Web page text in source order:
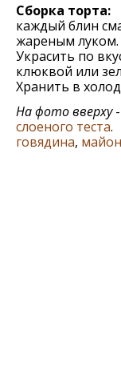
Сборка торта:
каждый блин
жареным луком.
Украсить по
клюквой или
Хранить в
На фото вверху-
слоеного теста.
говядина,